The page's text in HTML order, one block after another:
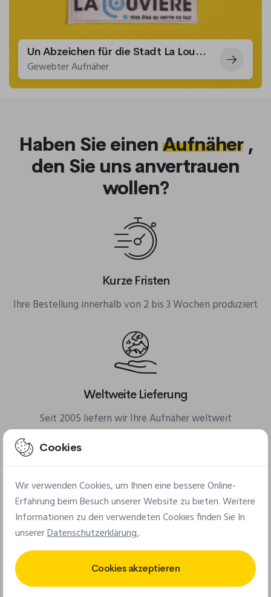
Un Abzeichen für die Stadt La Louvière
Gewebter Aufnäher
Haben Sie einen Aufnäher,
den Sie uns anvertrauen
wollen?
Kurze Fristen
Ihre Bestellung innerhalb von 2 bis 3 Wochen produziert
Weltweite Lieferung
Seit 2005 liefern wir Ihre Aufnäher weltweit
Kleine Mindestmengen
Ab 25 Stück für Stoffaufnäher & ab 50 Stück für PVC-
Aufnäher
Cookies
Wir verwenden Cookies, um Ihnen eine bessere Online-
Erfahrung beim Besuch unserer Website zu bieten. Weitere
Informationen zu den verwendeten Cookies finden Sie In
unsererDatenschutzerklärung..
Cookies akzeptieren